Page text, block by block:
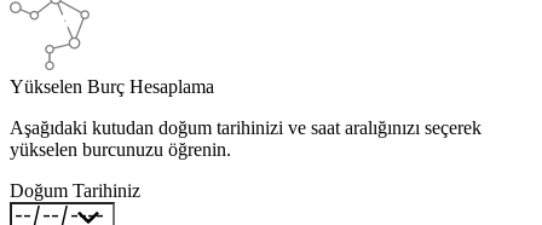
Yükselen Burç Hesaplama
Aşağıdaki kutudan doğum tarihinizi ve saat aralığınızı seçerek
yükselen burcunuzu öğrenin.
Doğum Tarihiniz